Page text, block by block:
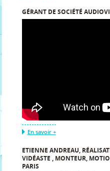
GÉRANT DE SOCIÉTÉ
En savoir +
ETIENNE ANDREAU,
VIDÉASTE , MONTEUR,
PARIS